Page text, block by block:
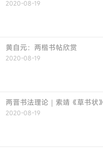
2020-08-19
黄自元：两楷书帖欣赏
2020-08-19
两晋书法理论｜索靖《草书状》
2020-08-19